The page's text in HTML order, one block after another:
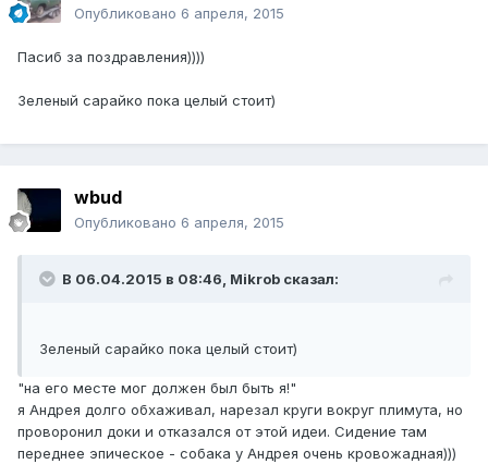
Опубликовано 6 апреля, 2015
Пасиб за поздравления))))
Зеленый сарайко пока целый стоит)
wbud
Опубликовано 6 апреля, 2015
В 06.04.2015 в 08:46, Mikrob сказал:
Зеленый сарайко пока целый стоит)
"на его месте мог должен был быть я!"
я Андрея долго обхаживал, нарезал круги вокруг плимута, но
проворонил доки и отказался от этой идеи. Сидение там
переднее эпическое - собака у Андрея очень кровожадная)))